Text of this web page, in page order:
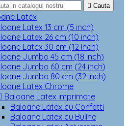
 Cauta
Latex
Latex 13 cm (5 inch)
Latex 26 cm (10 inch)
Latex 30 cm (12 inch)
Jumbo 45 cm (18 inch)
Jumbo 60 cm (24 inch)
Jumbo 80 cm (32 inch)
Latex Chrome
Baloane Latex imprimate
Baloane Latex cu Confetti
Baloane Latex cu Buline